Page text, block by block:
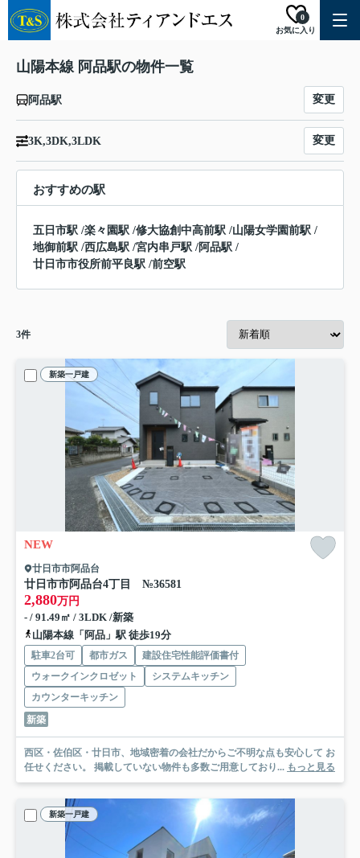
お気に入り
0
山陽本線 阿品駅の物件一覧
阿品駅 変更
3K,3DK,3LDK 変更
おすすめの駅
五日市駅 /楽々園駅 /修大協創中高前駅 /山陽女学園前駅 /
地御前駅 /西広島駅 /宮内串戸駅 /阿品駅 /
廿日市市役所前平良駅 /前空駅
3件
新築一戸建
NEW
廿日市市阿品台
廿日市市阿品台4丁目 №36581
2,880万円
- / 91.49㎡ / 3LDK /新築
山陽本線「阿品」駅 徒歩19分
駐車2台可 都市ガス
建設住宅性能評価書付
ウォークインクロゼット
システムキッチン
カウンターキッチン
新築
西区・佐伯区・廿日市、地域密着の会社だからご不明な点も安心して お
任せください。 掲載していない物件も多数ご用意しており... もっと見る
新築一戸建